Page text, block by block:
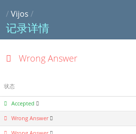
/Vijos /
记录详情
Wrong Answer
状态
Accepted
Wrong Answer